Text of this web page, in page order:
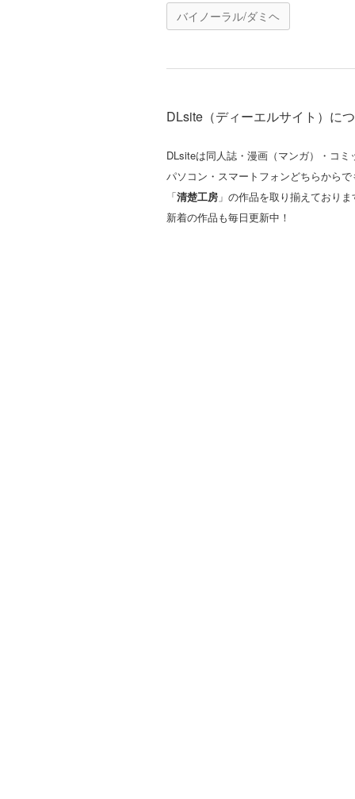
バイノーラル/ダミヘ
DLsite（ディーエルサイト）に
DLsiteは同人誌・漫画（マンガ）・コ
パソコン・スマートフォンどちらから
「清楚工房 」の作品を取り揃えておりま
新着の作品も毎日更新中！